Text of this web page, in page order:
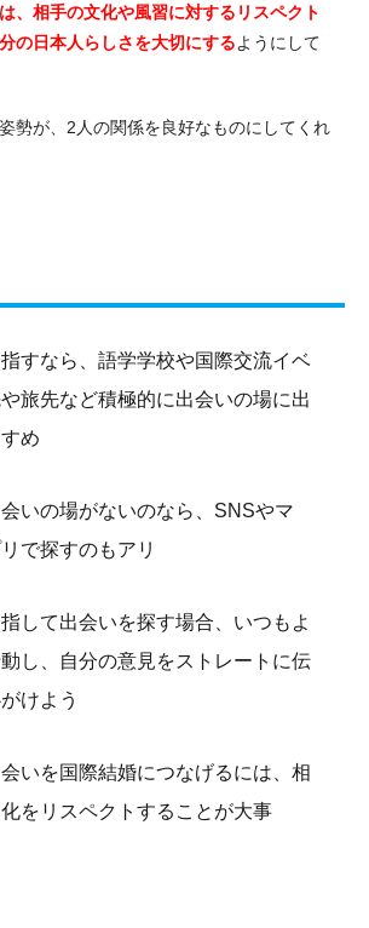
、相手の文化や風習に対するリスペクト
の日本人らしさを大切にするようにして
勢が、2人の関係を良好なものにしてくれ
すなら、語学学校や国際交流イベ
旅先など積極的に出会いの場に出
め
いの場がないのなら、SNSやマ
で探すのもアリ
して出会いを探す場合、いつもよ
し、自分の意見をストレートに伝
けよう
いを国際結婚につなげるには、相
をリスペクトすることが大事